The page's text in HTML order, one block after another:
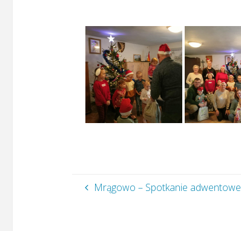
Mrągowo – Spotkanie adwentowe